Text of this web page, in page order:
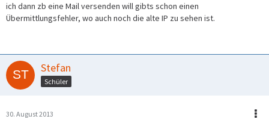
ich dann zb eine Mail versenden will gibts schon einen
Übermittlungsfehler, wo auch noch die alte IP zu sehen ist.
Stefan
Schüler
30. August 2013